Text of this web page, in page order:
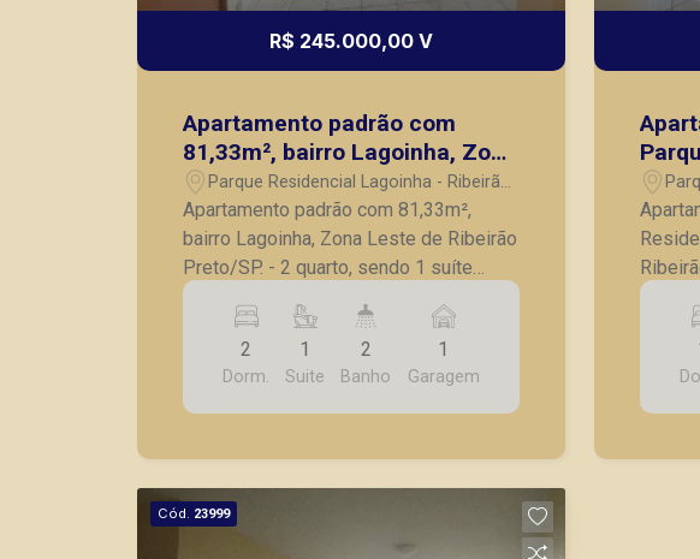
R$ 245.000,00 V
Apartamento padrão com
81,33m², bairro Lagoinha, Zona
Leste de Ribeirão Preto/SP.
Parque Residencial Lagoinha - Ribeirão
Preto/SP
Apartamento padrão com 81,33m²,
bairro Lagoinha, Zona Leste de Ribeirão
Preto/SP. - 2 quarto, sendo 1 suíte
completo em armários; - Banheiro
social; - Sala para 2 ambientes; -
Sacada; - Cozinha com armários; -
Lavanderia; - 1 vaga de garagem. A
Piramid tem como objetivo atender
imóveis prontos, usados ou mesmo
nos principais lançamentos da cidade
2
Dorm.
1
Suite
2
Banho
1
Garagem
Ribeirão
em
de
como
Cód. 23999